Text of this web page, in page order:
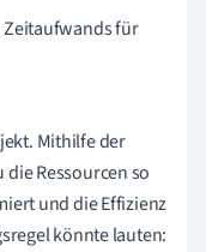
für
Mithilfe der
Ressourcen so
und die Effizienz
könnte lauten: